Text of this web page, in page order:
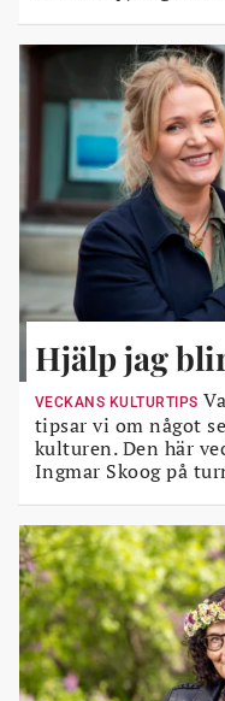
Hjälp jag
VECKANS KULTURTIPS
tipsar vi om något
kulturen. Den här
Ingmar Skoog på